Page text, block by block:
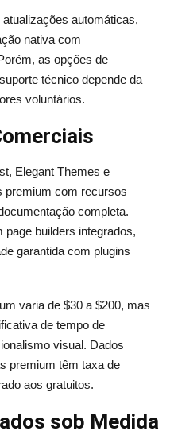
automáticas,
nativa com
as opções de
técnico depende da
voluntários.
Elegant Themes e
premium com recursos
completa.
builders integrados,
garantida com plugins
varia de $30 a $200, mas
de tempo de
visual. Dados
premium têm taxa de
aos gratuitos.
sob Medida